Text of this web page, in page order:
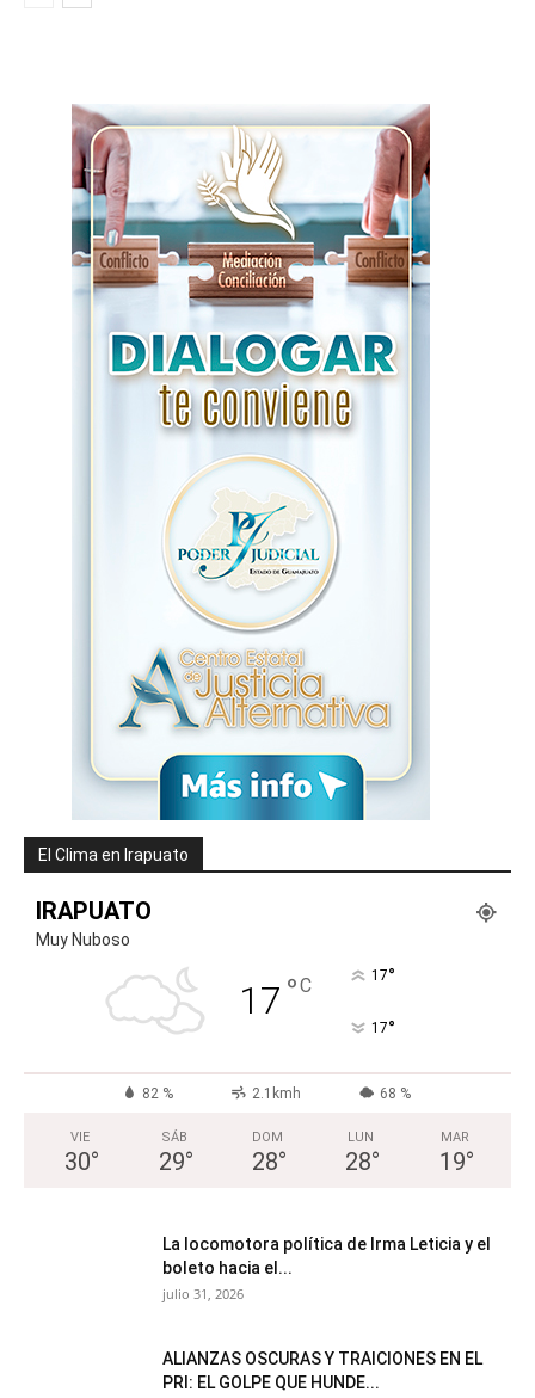
El Clima en Irapuato
IRAPUATO
Muy Nuboso
17 °C 17°
17°
82 % 2.1kmh 68 %
VIE
30°
SÁB
29°
DOM
28°
LUN
28°
MAR
19°
La locomotora política de Irma Leticia y el
boleto hacia el...
julio 31, 2026
ALIANZAS OSCURAS Y TRAICIONES EN EL
PRI: EL GOLPE QUE HUNDE...